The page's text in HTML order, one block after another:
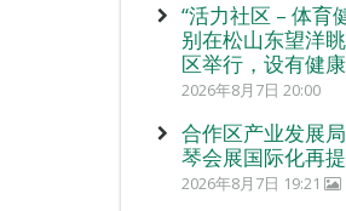
“活力社区 – 体育
别在松山东望洋
区举行，设有健
2026年8月7日 20:00
合作区产业发展
琴会展国际化再
2026年8月7日 19:21